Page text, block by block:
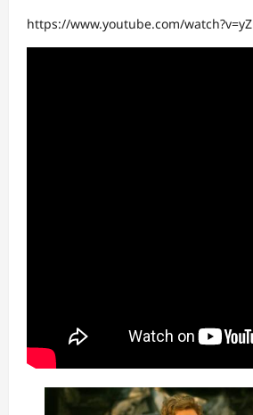
https://www.youtube.com/